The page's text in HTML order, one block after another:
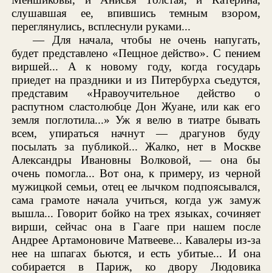
слушавшая ее, впившись темным взором,
переглянулись, всплеснули руками...
— Для начала, чтобы не очень напугать,
будет представлено «Пещное действо». С пением
виршей... А к новому году, когда государь
приедет на праздники и из Питербурха съедутся,
представим «Нравоучительное действо о
распутном сластолюбце Дон Жуане, или как его
земля поглотила...» Уж я велю в тиатре бывать
всем, упираться начнут — драгунов буду
посылать за публикой... Жалко, нет в Москве
Александры Ивановны Волковой, — она бы
очень помогла... Вот она, к примеру, из черной
мужицкой семьи, отец ее лычком подпоясывался,
сама грамоте начала учиться, когда уж замуж
вышла... Говорит бойко на трех языках, сочиняет
вирши, сейчас она в Гааге при нашем после
Андрее Артамоновиче Матвееве... Кавалеры из-за
нее на шпагах бьются, и есть убитые... И она
собирается в Париж, ко двору Людовика